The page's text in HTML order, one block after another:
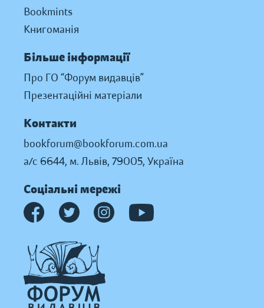
Bookmints
Книгоманія
Більше інформації
Про ГО “Форум видавців”
Презентаційні матеріали
Контакти
bookforum@bookforum.com.ua
а/с 6644, м. Львів, 79005, Україна
Соціальні мережі